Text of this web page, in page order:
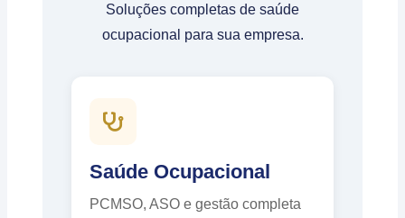
Soluções completas de saúde
ocupacional para sua empresa.
Saúde Ocupacional
PCMSO, ASO e gestão completa